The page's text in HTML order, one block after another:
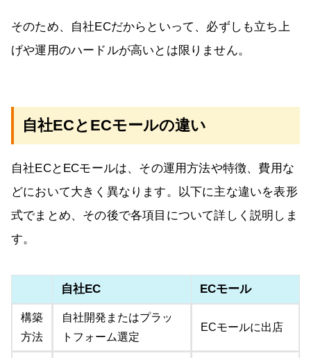
そのため、自社ECだからといって、必ずしも立ち上
げや運用のハードルが高いとは限りません。
自社ECとECモールの違い
自社ECとECモールは、その運用方法や特徴、費用な
どにおいて大きく異なります。以下に主な違いを表形
式でまとめ、その後で各項目について詳しく説明しま
す。
自社EC ECモール
構築
方法
自社開発またはプラッ
トフォーム選定
ECモールに出店